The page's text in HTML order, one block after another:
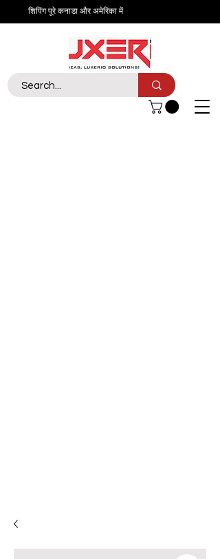
शिपिंग पूरे कनाडा और अमेरिका में